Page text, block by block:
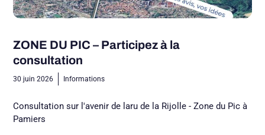
ZONE DU PIC – Participez à la
consultation
30 juin 2026 Informations
Consultation sur l'avenir de laru de la Rijolle - Zone du Pic à
Pamiers